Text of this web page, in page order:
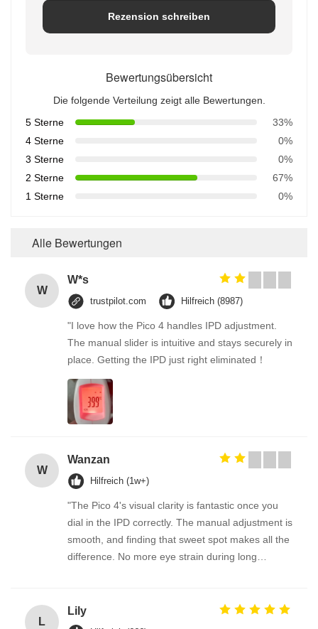
Rezension schreiben
Bewertungsübersicht
Die folgende Verteilung zeigt alle Bewertungen.
5 Sterne
33%
4 Sterne
0%
3 Sterne
0%
2 Sterne
67%
1 Sterne
0%
Alle Bewertungen
W
W*s
trustpilot.com Hilfreich (8987)
"I love how the Pico 4 handles IPD adjustment.
The manual slider is intuitive and stays securely in
place. Getting the IPD just right eliminated！
W
Wanzan
Hilfreich (1w+)
"The Pico 4's visual clarity is fantastic once you
dial in the IPD correctly. The manual adjustment is
smooth, and finding that sweet spot makes all the
difference. No more eye strain during long
fantastic once you dial in the IPD correctly. The
manual adjustment is smooth, and finding that
L
Lily